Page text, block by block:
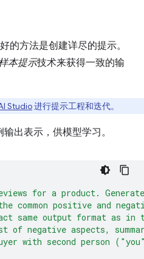
的方法是创建详尽的提示。
本提示技术来获得一致的输
Studio进行提示工程和迭代。
出表示，供模型学习。
for a product.
common positive and
same output format as
negative aspects,
with second person